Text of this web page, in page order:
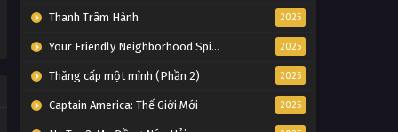
Thử Thách Thần Tượng Tập
Tập Tập 728
Tập 727
Thử Thách Thần Tượng Tập
655
Thử Thách Thần Tượng Tập
Thanh Trâm Hành 2025
Your Friendly Neighborhood Spider-Man 2025
Thăng cấp một mình (Phần 2) 2025
Captain America: Thế Giới Mới 2025